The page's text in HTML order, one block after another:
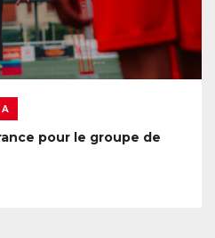
A
pour le groupe de